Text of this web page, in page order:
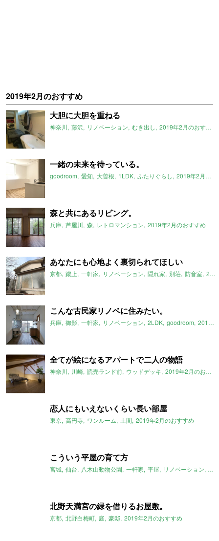
2019年2月のおすすめ
大胆に大胆を重ねる
神奈川 藤沢 リノベーション むき出し 2019年2月のおすすめ
一緒の未来を待っている。
goodroom 愛知 大曽根 1LDK ふたりぐらし 2019年2月のおすすめ
森と共にあるリビング。
兵庫 芦屋川 森 レトロマンション 2019年2月のおすすめ
あなたにも心地よく裏切られてほしい
京都 蹴上 一軒家 リノベーション 隠れ家 別荘 防音室 2019年2月のおすすめ
こんな古民家リノベに住みたい。
兵庫 御影 一軒家 リノベーション 2LDK goodroom 2019年2月のおすすめ
全てが絵になるアパートで二人の物語
神奈川 川崎 読売ランド前 ウッドデッキ 2019年2月のおすすめ
恋人にもいえないくらい長い部屋
東京 高円寺 ワンルーム 土間 2019年2月のおすすめ
こういう平屋の育て方
宮城 仙台 八木山動物公園 一軒家 平屋 リノベーション
北野天満宮の緑を借りるお屋敷。
京都 北野白梅町 庭 豪邸 2019年2月のおすすめ